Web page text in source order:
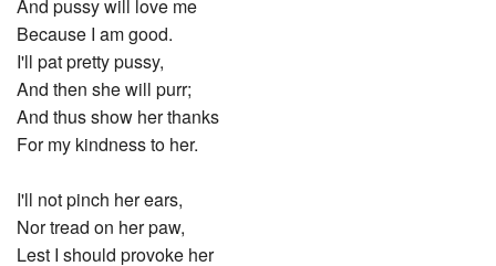
And pussy will love me
Because I am good.
I'll pat pretty pussy,
And then she will purr;
And thus show her thanks
For my kindness to her.
I'll not pinch her ears,
Nor tread on her paw,
Lest I should provoke her